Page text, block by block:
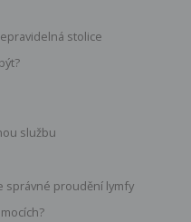
stolice
službu
správné proudění lymfy